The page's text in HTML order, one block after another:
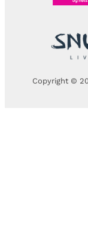
Copyright ©